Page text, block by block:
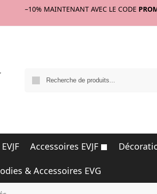
–10% MAINTENANT AVEC LE CODE
Accessoires EVJF
& Accessoires EVG